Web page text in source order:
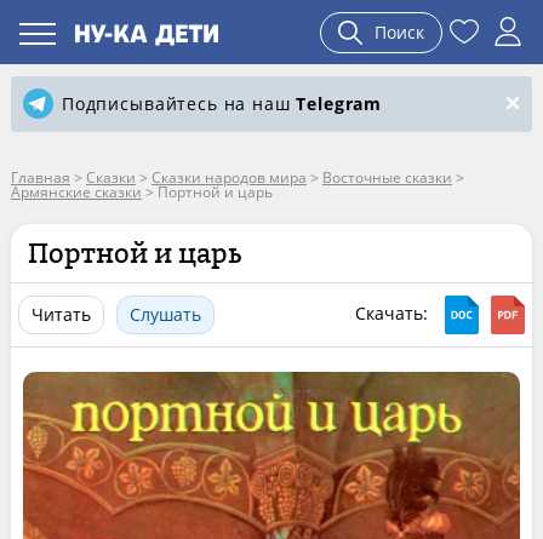
Поиск
Подписывайтесь на нашTelegram
Главная > Сказки > Сказки народов мира > Восточные сказки >
Армянские сказки >Портной и царь
Портной и царь
Читать Слушать Скачать: